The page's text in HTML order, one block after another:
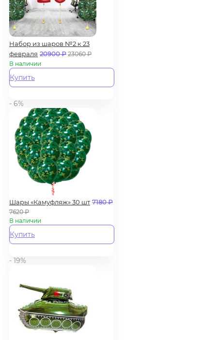
Набор из шаров №2 к 23
февраля 20900₽ 23060₽
В наличии
Купить
- 6%
Шары «Камуфляж» 30 шт 7180₽
7620₽
В наличии
Купить
- 19%